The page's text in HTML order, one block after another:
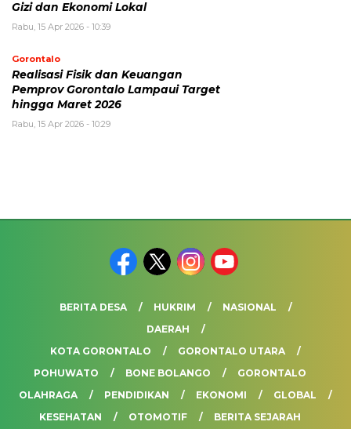
Gizi dan Ekonomi Lokal
Rabu, 15 Apr 2026 - 10:39
Gorontalo
Realisasi Fisik dan Keuangan
Pemprov Gorontalo Lampaui Target
hingga Maret 2026
Rabu, 15 Apr 2026 - 10:29
BERITA DESA HUKRIM
NASIONAL
DAERAH
KOTA GORONTALO
GORONTALO UTARA
POHUWATO
BONE BOLANGO
GORONTALO
OLAHRAGA
PENDIDIKAN EKONOMI
GLOBAL
KESEHATAN
OTOMOTIF BERITA SEJARAH